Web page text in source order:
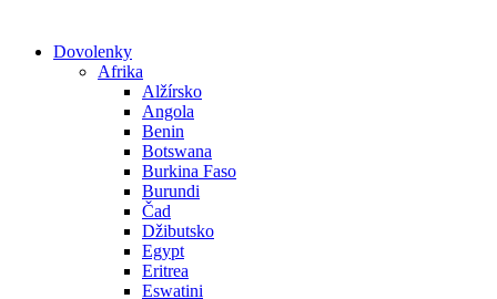
Dovolenky
Afrika
Alžírsko
Angola
Benin
Botswana
Burkina Faso
Burundi
Čad
Džibutsko
Egypt
Eritrea
Eswatini